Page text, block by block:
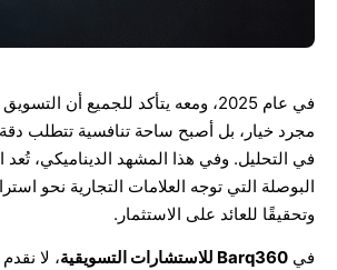
في عام 2025، ومعه يتأكد للجميع أن
مجرد خيار، بل أصبح ساحة تنافسية تتطلب
في التحليل. وفي هذا المشهد الديناميكي، تُعد
البوصلة التي توجه العلامات التجارية نحو
وتحقيقًا للعائد على الاستثمار.
في Barq360 للاستشارات التسويقية، لا